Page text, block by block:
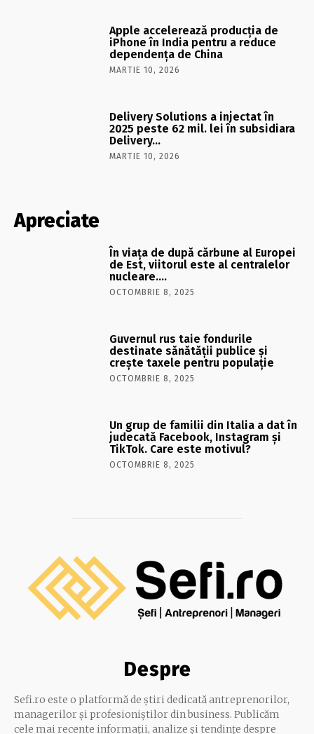
Apple accelerează producția de
iPhone în India pentru a reduce
dependența de China
MARTIE 10, 2026
Delivery Solutions a injectat în
2025 peste 62 mil. lei în subsidiara
Delivery…
MARTIE 10, 2026
Apreciate
În viaţa de după cărbune al Europei
de Est, viitorul este al centralelor
nucleare….
OCTOMBRIE 8, 2025
Guvernul rus taie fondurile
destinate sănătății publice și
crește taxele pentru populație
OCTOMBRIE 8, 2025
Un grup de familii din Italia a dat în
judecată Facebook, Instagram și
TikTok. Care este motivul?
OCTOMBRIE 8, 2025
Despre
Sefi.ro este o platformă de știri dedicată antreprenorilor,
managerilor și profesioniștilor din business. Publicăm
cele mai recente informații, analize și tendințe despre